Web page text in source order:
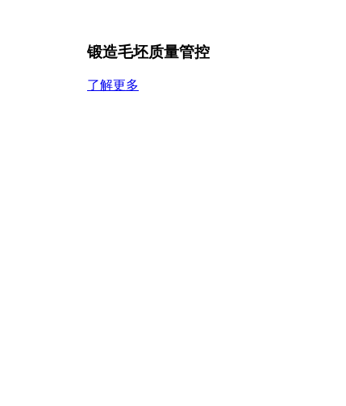
锻造毛坯质量管控
了解更多